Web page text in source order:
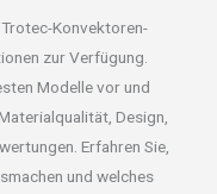
Trotec-Konvektoren-
zur Verfügung.
Modelle vor und
Design,
Erfahren Sie,
und welches